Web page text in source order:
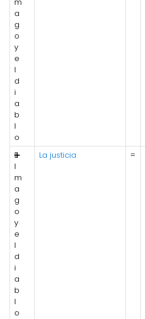
a
g
o
y
e
l
d
i
a
b
l
o
E
l
m
a
g
o
y
e
l
d
i
a
b
l
o
➕ La justicia =